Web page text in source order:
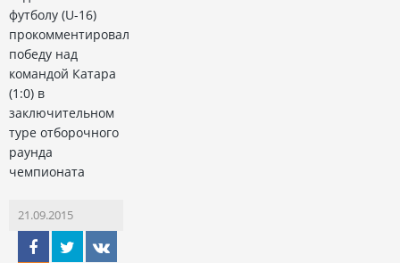
футболу (U-16)
прокомментировал
победу над
командой Катара
(1:0) в
заключительном
туре отборочного
раунда
чемпионата
21.09.2015